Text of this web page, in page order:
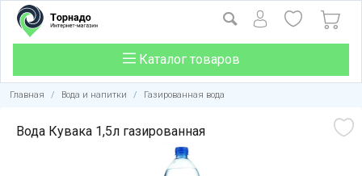
Каталог товаров
Главная / Вода и напитки / Газированная вода
Вода Кувака 1,5л газированная